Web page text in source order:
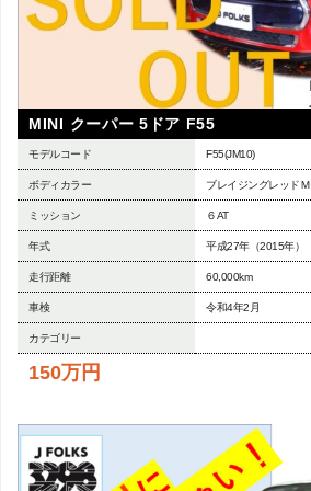
MINI クーパー 5ドア F55
モデルコード F55(JM10)
ボディカラー ブレイジングレッドＭ
ミッション ６AT
年式 平成27年（2015年）
走行距離 60,000km
車検 令和4年2月
カテゴリー
150万円